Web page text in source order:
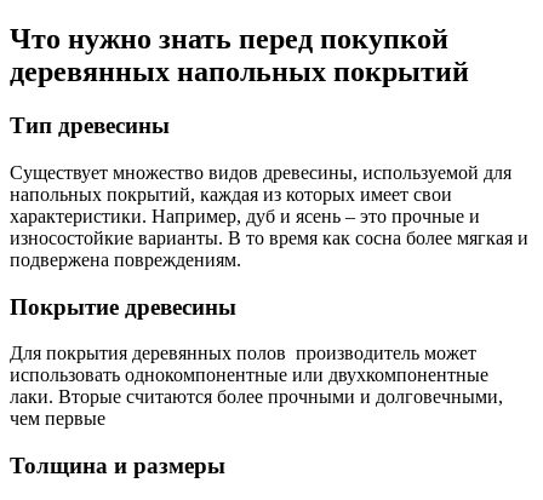
Что нужно знать перед покупкой
деревянных напольных покрытий
Тип древесины
Существует множество видов древесины, используемой для
напольных покрытий, каждая из которых имеет свои
характеристики. Например, дуб и ясень – это прочные и
износостойкие варианты. В то время как сосна более мягкая и
подвержена повреждениям.
Покрытие древесины
Для покрытия деревянных полов производитель может
использовать однокомпонентные или двухкомпонентные
лаки. Вторые считаются более прочными и долговечными,
чем первые
Толщина и размеры